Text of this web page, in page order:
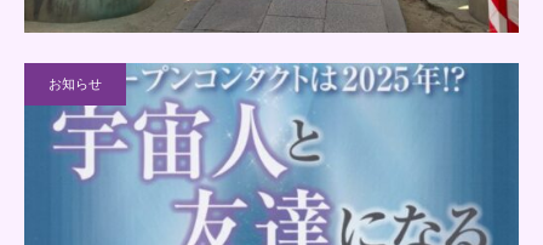
お知らせ